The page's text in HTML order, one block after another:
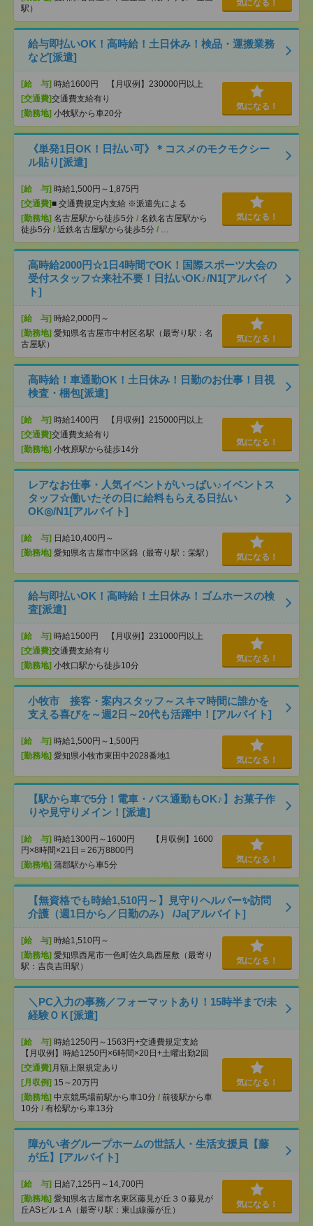
駅）
気になる！
給与即払いOK！高時給！土日休み！検品・運搬業務
など[派遣]
[給 与] 時給1600円 【月収例】230000円以上
[交通費]交通費支給有り
[勤務地] 小牧駅から車20分
気になる！
《単発1日OK！日払い可》＊コスメのモクモクシー
ル貼り[派遣]
[給 与] 時給1,500円～1,875円
[交通費]■ 交通費規定内支給 ※派遣先による
[勤務地] 名古屋駅から徒歩5分 / 名鉄名古屋駅から
徒歩5分 / 近鉄名古屋駅から徒歩5分 / …
気になる！
高時給2000円☆1日4時間でOK！国際スポーツ大会の
受付スタッフ☆来社不要！日払いOK♪/N1[アルバイ
ト]
[給 与] 時給2,000円～
[勤務地] 愛知県名古屋市中村区名駅（最寄り駅：名
古屋駅）
気になる！
高時給！車通勤OK！土日休み！日勤のお仕事！目視
検査・梱包[派遣]
[給 与] 時給1400円 【月収例】215000円以上
[交通費]交通費支給有り
[勤務地] 小牧原駅から徒歩14分
気になる！
レアなお仕事・人気イベントがいっぱい♪イベントス
タッフ☆働いたその日に給料もらえる日払い
OK◎/N1[アルバイト]
[給 与] 日給10,400円～
[勤務地] 愛知県名古屋市中区錦（最寄り駅：栄駅） 気になる！
給与即払いOK！高時給！土日休み！ゴムホースの検
査[派遣]
[給 与] 時給1500円 【月収例】231000円以上
[交通費]交通費支給有り
[勤務地] 小牧口駅から徒歩10分
気になる！
小牧市 接客・案内スタッフ～スキマ時間に誰かを
支える喜びを～週2日～20代も活躍中！[アルバイト]
[給 与] 時給1,500円～1,500円
[勤務地] 愛知県小牧市東田中2028番地1 気になる！
【駅から車で5分！電車・バス通勤もOK♪】お菓子作
りや見守りメイン！[派遣]
[給 与] 時給1300円～1600円 【月収例】1600
円×8時間×21日＝26万8800円
[勤務地] 蒲郡駅から車5分
気になる！
【無資格でも時給1,510円～】見守りヘルパー✨訪問
介護（週1日から／日勤のみ） /Ja[アルバイト]
[給 与] 時給1,510円～
[勤務地] 愛知県西尾市一色町佐久島西屋敷（最寄り
駅：吉良吉田駅）
気になる！
＼PC入力の事務／フォーマットあり！15時半まで/未
経験ＯＫ[派遣]
[給 与] 時給1250円～1563円+交通費規定支給
【月収例】時給1250円×6時間×20日+土曜出勤2回
[交通費] 月額上限規定あり
[月収例] 15～20万円
[勤務地] 中京競馬場前駅から車10分 / 前後駅から車
10分 / 有松駅から車13分
気になる！
障がい者グループホームの世話人・生活支援員【藤
が丘】[アルバイト]
[給 与] 日給7,125円～14,700円
[勤務地] 愛知県名古屋市名東区藤見が丘３０藤見が
丘ASビル１A（最寄り駅：東山線藤が丘）
気になる！